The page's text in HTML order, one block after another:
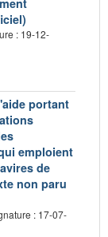
: 19-12-
portant
emploient
de
non paru
: 17-07-